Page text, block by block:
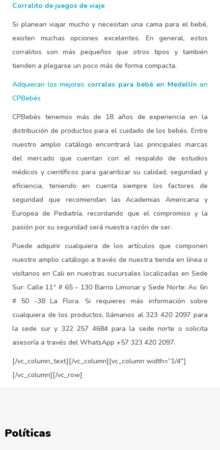
Corralito de juegos de viaje
Si planean viajar mucho y necesitan una cama para el bebé,
existen muchas opciones excelentes. En general, estos
corralitos son más pequeños que otros tipos y también
tienden a plegarse un poco más de forma compacta.
Adquieran los mejores corrales para bebé en Medellín en
CPBebés
CPBebés tenemos más de 18 años de experiencia en la
distribución de productos para el cuidado de los bebés. Entre
nuestro amplio catálogo encontrará las principales marcas
del mercado que cuentan con el respaldo de estudios
médicos y científicos para garantizar su calidad, seguridad y
eficiencia, teniendo en cuenta siempre los factores de
seguridad que recomiendan las Academias Americana y
Europea de Pediatría, recordando que el compromiso y la
pasión por su seguridad será nuestra razón de ser.
Puede adquirir cualquiera de los artículos que componen
nuestro amplio catálogo a través de nuestra tienda en línea o
visítanos en Cali en nuestras sucursales localizadas en Sede
Sur: Calle 11ª # 65 – 130 Barrio Limonar y Sede Norte: Av. 6n
# 50 -38 La Flora. Si requieres más información sobre
cualquiera de los productos, llámanos al 323 420 2097 para
la sede sur y 322 257 4684 para la sede norte o solicita
asesoría a través del WhatsApp +57 323 420 2097.
[/vc_column_text][/vc_column][vc_column width=”1/4″]
[/vc_column][/vc_row]
Políticas